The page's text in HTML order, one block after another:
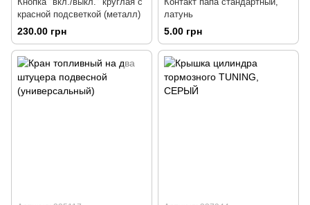
красной подсветкой (металл)
230.00 грн
латунь
5.00 грн